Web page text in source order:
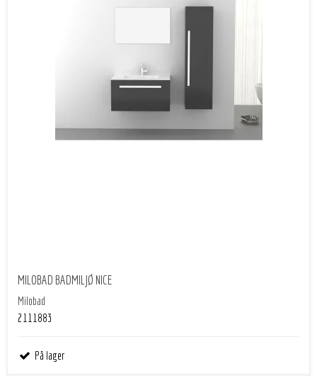
MILOBAD BADMILJØ NICE
Milobad
2111883
På lager